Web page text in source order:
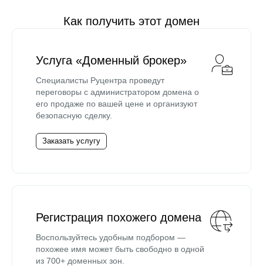
Как получить этот домен
Услуга «Доменный брокер»
Специалисты Руцентра проведут
переговоры с администратором домена о
его продаже по вашей цене и организуют
безопасную сделку.
Заказать услугу
Регистрация похожего домена
Воспользуйтесь удобным подбором —
похожее имя может быть свободно в одной
из 700+ доменных зон.